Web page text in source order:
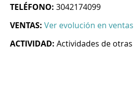
TELÉFONO: 3042174099
VENTAS: Ver evolución en ventas
ACTIVIDAD: Actividades de